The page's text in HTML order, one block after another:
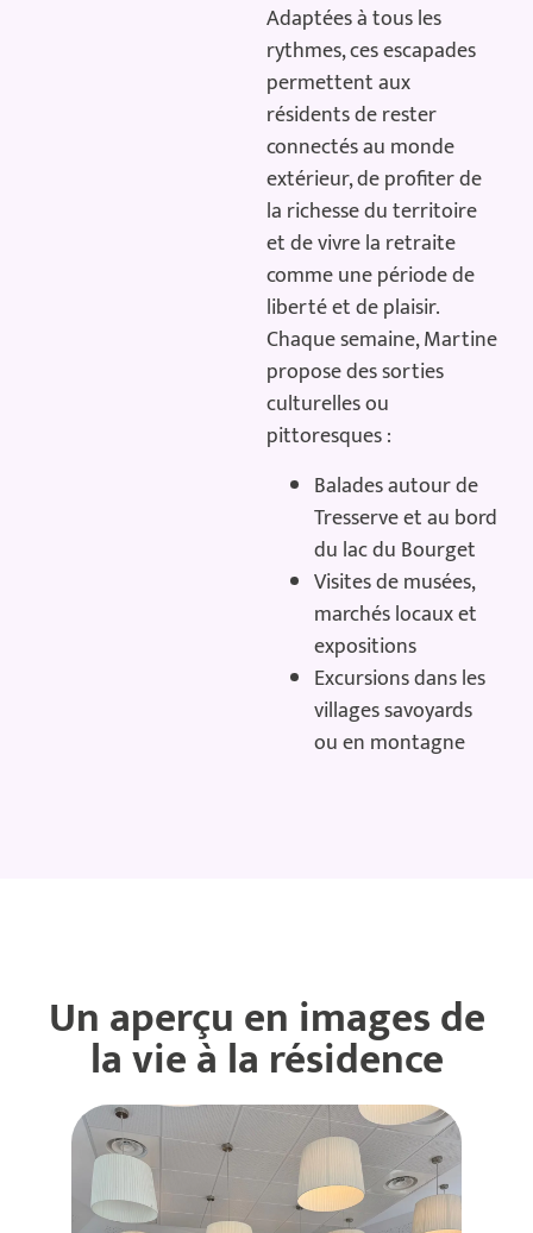
Adaptées à tous les
rythmes, ces escapades
permettent aux
résidents de rester
connectés au monde
extérieur, de profiter de
la richesse du territoire
et de vivre la retraite
comme une période de
liberté et de plaisir.
Chaque semaine, Martine
propose des sorties
culturelles ou
pittoresques :
Balades autour de
Tresserve et au bord
du lac du Bourget
Visites de musées,
marchés locaux et
expositions
Excursions dans les
villages savoyards
ou en montagne
Un aperçu en images de
la vie à la résidence